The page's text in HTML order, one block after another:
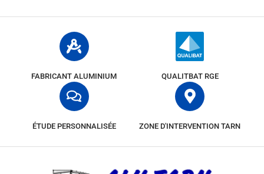
FABRICANT ALUMINIUM QUALITBAT RGE
ÉTUDE PERSONNALISÉE ZONE D'INTERVENTION TARN